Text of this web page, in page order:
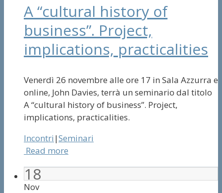
A “cultural history of
business”. Project,
implications, practicalities
Venerdì 26 novembre alle ore 17 in Sala Azzurra e
online, John Davies, terrà un seminario dal titolo
A “cultural history of business”. Project,
implications, practicalities.
Incontri |Seminari
Read more
18
Nov